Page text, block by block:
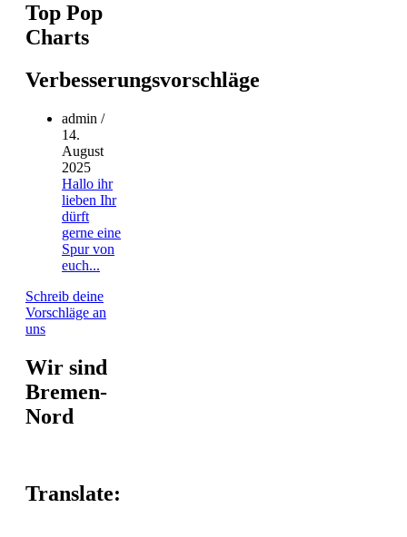
Top Pop
Charts
Verbesserungsvorschläge
admin /
14.
August
2025
Hallo ihr
lieben Ihr
dürft
gerne eine
Spur von
euch...
Schreib deine
Vorschläge an
uns
Wir sind
Bremen-
Nord
Translate: